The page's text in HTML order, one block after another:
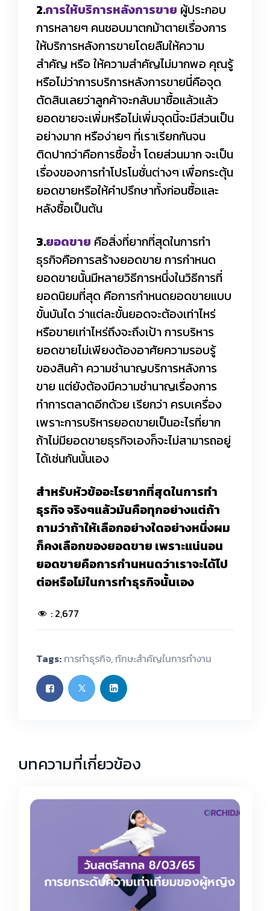
2.การให้บริการหลังการขาย ผู้ประกอบ
การหลายๆ คนชอบมาตกม้าตายเรื่องการ
ให้บริการหลังการขายโดยลืมให้ความ
สำคัญ หรือ ให้ความสำคัญไม่มากพอ คุณรู้
หรือไม่ว่าการบริการหลังการขายนี่คือจุด
ตัดสินเลยว่าลูกค้าจะกลับมาซื้อแล้วแล้ว
ยอดขายจะเพิ่มหรือไม่เพิ่มจุดนี้จะมีส่วนเป็น
อย่างมาก หรือง่ายๆ ที่เราเรียกกันจน
ติดปากว่าคือการซื้อซ้ำ โดยส่วนมาก จะเป็น
เรื่องของการทำโปรโมชั่นต่างๆ เพื่อกระตุ้น
ยอดขายหรือให้คำปรึกษาทั้งก่อนซื้อและ
หลังซื้อเป็นต้น
3.ยอดขาย คือสิ่งที่ยากที่สุดในการทำ
ธุรกิจคือการสร้างยอดขาย การกำหนด
ยอดขายนั้นมีหลายวิธีการหนึ่งในวิธีการที่
ยอดนิยมที่สุด คือการกำหนดยอดขายแบบ
ขั้นบันได ว่าแต่ละขั้นยอดจะต้องเท่าไหร่
หรือขายเท่าไหร่ถึงจะถึงเป้า การบริหาร
ยอดขายไม่เพียงต้องอาศัยความรอบรู้
ของสินค้า ความชำนาญบริการหลังการ
ขาย แต่ยังต้องมีความชำนาญเรื่องการ
ทำการตลาดอีกด้วย เรียกว่า ครบเครื่อง
เพราะการบริหารยอดขายเป็นอะไรที่ยาก
ถ้าไม่มียอดขายธุรกิจเองก็จะไม่สามารถอยู่
ได้เช่นกันนั้นเอง
สำหรับหัวข้ออะไรยากที่สุดในการทำ
ธุรกิจ จริงๆแล้วมันคือทุกอย่างแต่ถ้า
ถามว่าถ้าให้เลือกอย่างใดอย่างหนึ่งผม
ก็คงเลือกของยอดขาย เพราะแน่นอน
ยอดขายคือการกำนหนดว่าเราจะได้ไป
ต่อหรือไม่ในการทำธุรกิจนั้นเอง
: 2,677
Tags:การทำธุรกิจ, ทักษะสำคัญในการทำงาน
บทความที่เกี่ยวข้อง